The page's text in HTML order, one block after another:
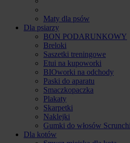
Maty dla psów
Dla psiarzy
BON PODARUNKOWY
Breloki
Saszetki treningowe
Etui na kupoworki
BIOworki na odchody
Paski do aparatu
Smaczkopaczka
Plakaty
Skarpetki
Naklejki
Gumki do włosów
Dla kotów